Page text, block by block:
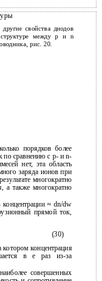
свойства диодов
между p и n
рис. 20.
порядков более
по сравнению с p- и n-
нет, эта область
заряда ионов при
многократно
а также многократно
концентрации ≈ dn/dw
прямой ток,
(30)
котором концентрация
в e раз из-за
совершенных